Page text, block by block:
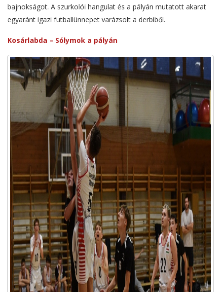
bajnokságot. A szurkolói hangulat és a pályán mutatott akarat
egyaránt igazi futballünnepet varázsolt a derbiből.
Kosárlabda – Sólymok a pályán